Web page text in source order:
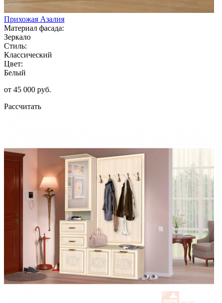
Прихожая Азалия
Материал фасада:
Зеркало
Стиль:
Классический
Цвет:
Белый
от 45 000 руб.
Рассчитать